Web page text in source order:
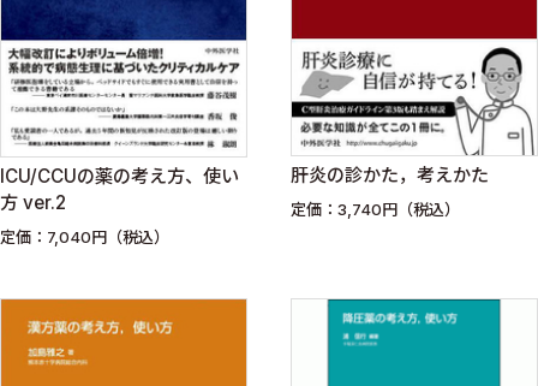
ICU/CCUの薬の考え方、使い
方 ver.2
定価：7,040円（税込）
肝炎の診かた，考えかた
定価：3,740円（税込）